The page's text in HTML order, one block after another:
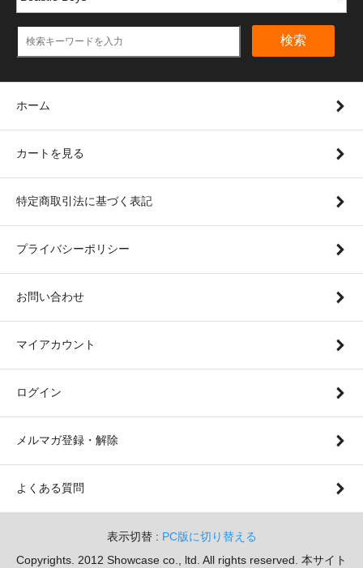
検索
ホーム
カートを見る
特定商取引法に基づく表記
プライバシーポリシー
お問い合わせ
マイアカウント
ログイン
メルマガ登録・解除
よくある質問
表示切替 : PC版に切り替える
Copyrights. 2012 Showcase co., ltd. All rights reserved. 本サイト